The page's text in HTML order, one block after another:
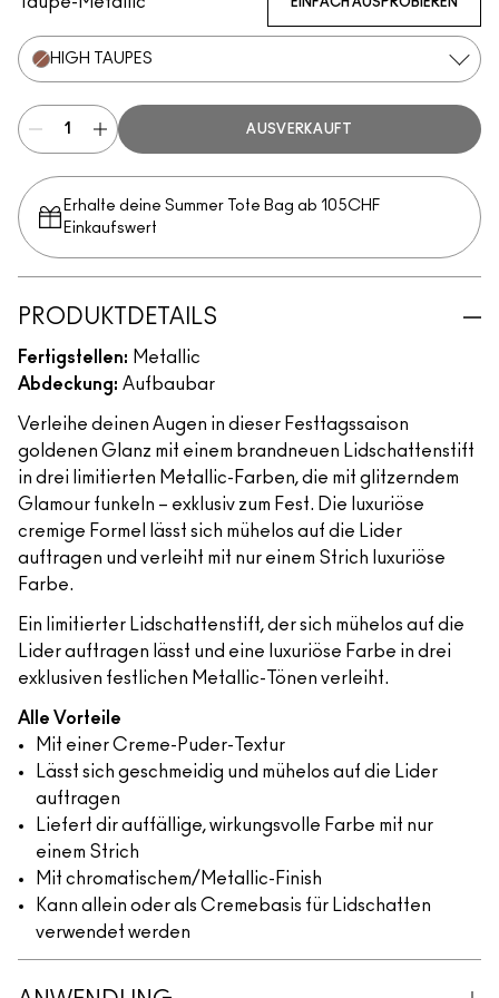
HIGH TAUPES
AUSVERKAUFT
Erhalte deine Summer Tote Bag ab 105CHF
Einkaufswert​
PRODUKTDETAILS
Fertigstellen: Metallic
Abdeckung: Aufbaubar
Verleihe deinen Augen in dieser Festtagssaison
goldenen Glanz mit einem brandneuen Lidschattenstift
in drei limitierten Metallic-Farben, die mit glitzerndem
Glamour funkeln – exklusiv zum Fest. Die luxuriöse
cremige Formel lässt sich mühelos auf die Lider
auftragen und verleiht mit nur einem Strich luxuriöse
Farbe.
Ein limitierter Lidschattenstift, der sich mühelos auf die
Lider auftragen lässt und eine luxuriöse Farbe in drei
exklusiven festlichen Metallic-Tönen verleiht.
Alle Vorteile
Mit einer Creme-Puder-Textur
Lässt sich geschmeidig und mühelos auf die Lider
auftragen
Liefert dir auffällige, wirkungsvolle Farbe mit nur
einem Strich
Mit chromatischem/Metallic-Finish
Kann allein oder als Cremebasis für Lidschatten
verwendet werden